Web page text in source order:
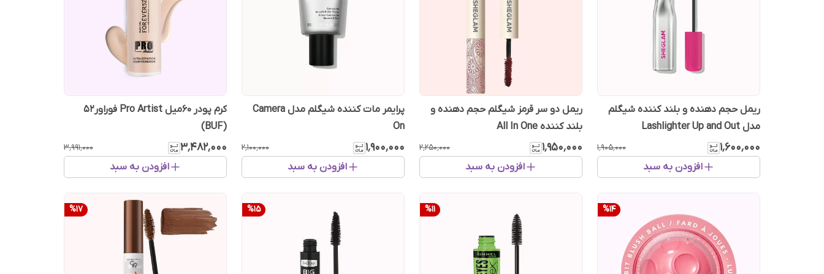
ریمل حجم دهنده و بلند کننده شیگلم
مدل Lashlighter Up and Out
۱٬۶۰۰٬۰۰۰ ۱٬۹۰۵٬۰۰۰
افزودن به سبد
ریمل دو سر قرمز شیگلم حجم دهنده و
بلند کننده All In One
۱٬۹۵۰٬۰۰۰ ۲٬۲۵۰٬۰۰۰
افزودن به سبد
پرایمر مات کننده شیگلم مدل Camera
On
۱٬۹۰۰٬۰۰۰ ۲٬۱۰۰٬۰۰۰
افزودن به سبد
کرم پودر 60میل Pro Artist فوراور52
(BUF)
۳٬۴۸۲٬۰۰۰ ۳٬۹۹۱٬۰۰۰
افزودن به سبد
%14
%11
%15
%17